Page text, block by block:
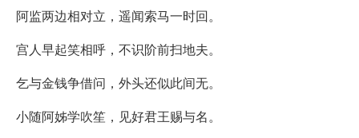
阿监两边相对立，遥闻索马一时回。
宫人早起笑相呼，不识阶前扫地夫。
乞与金钱争借问，外头还似此间无。
小随阿姊学吹笙，见好君王赐与名。